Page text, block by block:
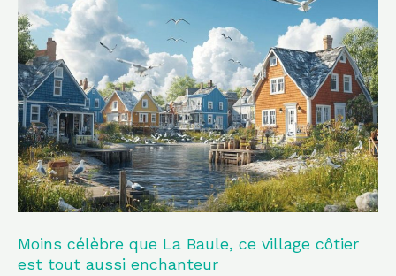
Moins célèbre que La Baule, ce village côtier
est tout aussi enchanteur
célèbre
que
La
Baule,
ce
village
côtier
est
tout
aussi
enchanteur